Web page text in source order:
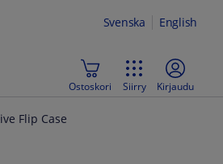
Svenska English
Ostoskori Siirry Kirjaudu
Flip Case